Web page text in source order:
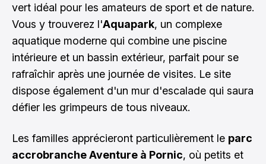
vert idéal pour les amateurs de sport et de nature.
Vous y trouverez l'Aquapark, un complexe
aquatique moderne qui combine une piscine
intérieure et un bassin extérieur, parfait pour se
rafraîchir après une journée de visites. Le site
dispose également d'un mur d'escalade qui saura
défier les grimpeurs de tous niveaux.
Les familles apprécieront particulièrement le parc
accrobranche Aventure à Pornic, où petits et